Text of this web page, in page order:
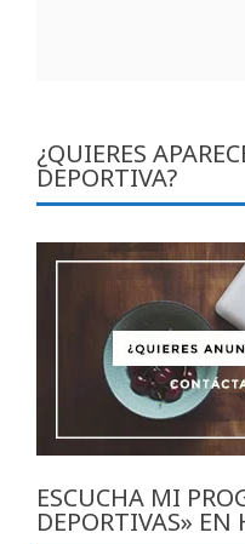
¿QUIERES
DEPORTIVA?
ESCUCHA MI
DEPORTIVAS»